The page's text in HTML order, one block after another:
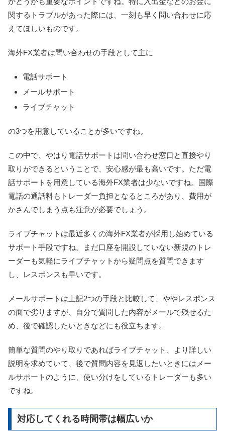
関するトラブルがあった際には、一刻も早く問い合わせに応
えてほしいものです。
海外FX業者は問い合わせの手段として主に
電話サポート
メールサポート
ライブチャット
の3つを用意していることが多いですね。
この中で、やはり電話サポートは問い合わせ窓口と直接やり
取りができるということで、安心感が最も高いです。ただ電
話サポートを用意している海外FX業者は少ないですね。国際
電話の通話料もトレーダー負担となるところがあり、費用が
かさんでしまう点も注意が必要でしょう。
ライブチャットは最近多くの海外FX業者が採用し始めている
サポート手段ですね。まだ口座を開設していない新規のトレ
ーダーも気軽にライブチャットから疑問点を質問できます
し、レスポンスも早いです。
メールサポートは上記2つの手段と比較して、ややレスポンス
の面で劣りますが、自分で質問した内容がメールで残せるた
め、後で確認したいときなどにも役立ちます。
簡単な質問のやり取りであればライブチャット、より詳しい
説明を求めていて、後で質問内容を見返したいときにはメー
ルサポートのように、使い分けをしているトレーダーも多い
ですね。
対応してくれる時間帯は幅広いか